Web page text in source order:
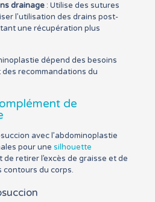
drainage: Utilise des sutures
l’utilisation des drains post-
une récupération plus
dépend des besoins
recommandations du
de
avec l’abdominoplastie
pour une silhouette
de retirer l’excès de graisse et de
du corps.